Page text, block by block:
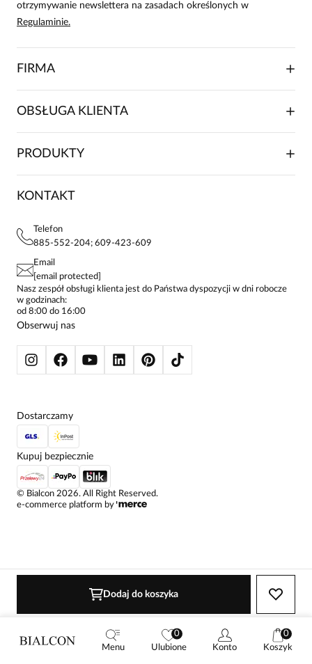
Dodaj do koszyka
otrzymywanie newslettera na zasadach określonych w
Regulaminie.
FIRMA
O NAS
FRANCZYZA
KONTAKTY
OBSŁUGA KLIENTA
SKŁADANIE ZAMÓWIENIA
FAQ
POLITYKA PRYWATNOŚCI
STREFA STAŁEGO KLIENTA
PRODUKTY
SUKIENKI
KOSZULE DAMSKIE
SPODNIE DAMSKIE
ŻAKIETY I MARYNARKI
SWETRY
BLUZY
KONTAKT
Telefon
885-552-204; 609-423-609
Email
[email protected]
Nasz zespół obsługi klienta jest do Państwa dyspozycji w dni robocze
w godzinach:
od 8:00 do 16:00
Obserwuj nas
© Bialcon 2026. All Right Reserved.
e-commerce platform by
Dostarczamy
Kupuj bezpiecznie
Menu
0
Ulubione
Konto
0
Koszyk